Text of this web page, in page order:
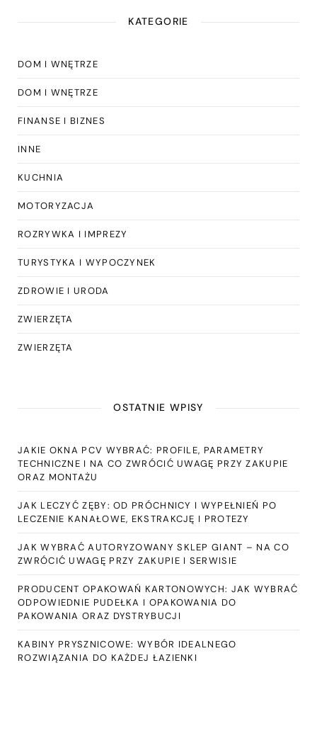
KATEGORIE
DOM I WNĘTRZE
DOM I WNĘTRZE
FINANSE I BIZNES
INNE
KUCHNIA
MOTORYZACJA
ROZRYWKA I IMPREZY
TURYSTYKA I WYPOCZYNEK
ZDROWIE I URODA
ZWIERZĘTA
ZWIERZĘTA
OSTATNIE WPISY
JAKIE OKNA PCV WYBRAĆ: PROFILE, PARAMETRY
TECHNICZNE I NA CO ZWRÓCIĆ UWAGĘ PRZY ZAKUPIE
ORAZ MONTAŻU
JAK LECZYĆ ZĘBY: OD PRÓCHNICY I WYPEŁNIEŃ PO
LECZENIE KANAŁOWE, EKSTRAKCJĘ I PROTEZY
JAK WYBRAĆ AUTORYZOWANY SKLEP GIANT – NA CO
ZWRÓCIĆ UWAGĘ PRZY ZAKUPIE I SERWISIE
PRODUCENT OPAKOWAŃ KARTONOWYCH: JAK WYBRAĆ
ODPOWIEDNIE PUDEŁKA I OPAKOWANIA DO
PAKOWANIA ORAZ DYSTRYBUCJI
KABINY PRYSZNICOWE: WYBÓR IDEALNEGO
ROZWIĄZANIA DO KAŻDEJ ŁAZIENKI